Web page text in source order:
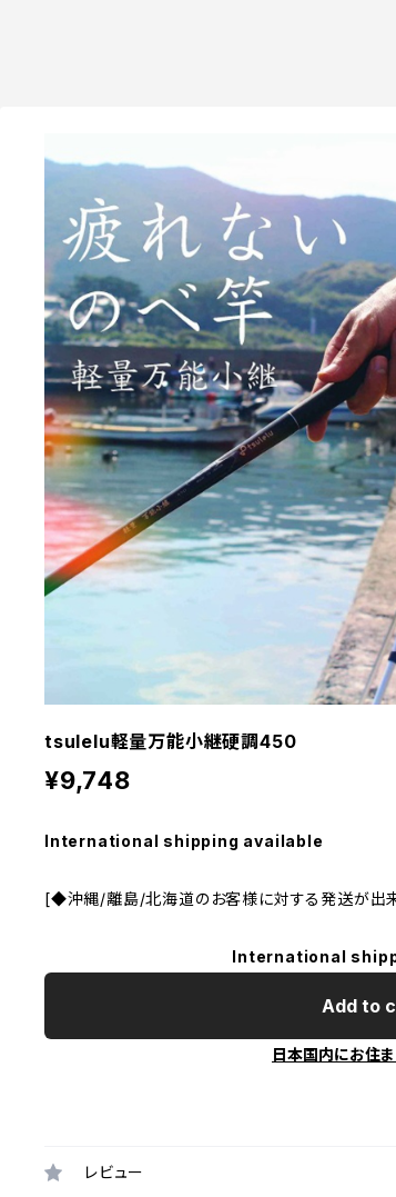
tsulelu軽量万能小継硬調450
¥9,748
International shipping available
[◆沖縄/離島/北海道のお客様に対する発送が出来
International
Add to
日本国内にお住
レビュー